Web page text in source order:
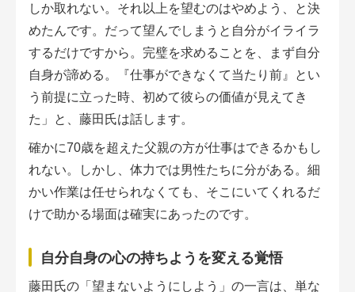
しか取れない。それ以上を望むのはやめよう、と決
めたんです。だって望んでしまうと自分がイライラ
するだけですから。完璧を求めることを、まず自分
自身が諦める。『仕事ができなくて当たり前』とい
う前提に立った時、初めて彼らの価値が見えてき
た」と、藤田氏は話します。
確かに70歳を超えた父親の方が仕事はできるかもし
れない。しかし、体力では男性たちに分がある。細
かい作業は任せられなくても、そこにいてくれるだ
けで助かる場面は確実にあったのです。
自分自身の心の持ちようを変える覚悟
藤田氏の「望まないようにしよう」の一言は、単な